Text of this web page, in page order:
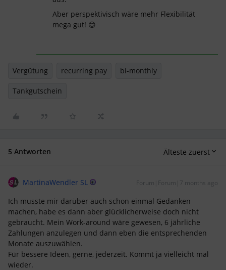
Aber perspektivisch wäre mehr Flexibilität
mega gut! 😊
Vergütung recurring pay bi-monthly
Tankgutschein
5 Antworten Älteste zuerst
MartinaWendler SL Forum|Forum|7 months ago
Ich musste mir darüber auch schon einmal Gedanken
machen, habe es dann aber glücklicherweise doch nicht
gebraucht. Mein Work-around wäre gewesen, 6 jährliche
Zahlungen anzulegen und dann eben die entsprechenden
Monate auszuwählen.
Für bessere Ideen, gerne, jederzeit. Kommt ja vielleicht mal
wieder.